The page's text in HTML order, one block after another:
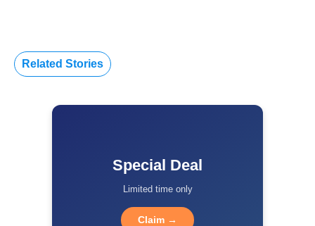
Related Stories
Special Deal
Limited time only
Claim →